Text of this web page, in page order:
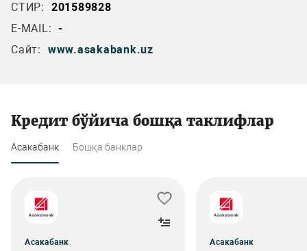
СТИР:
201589828
E-MAIL: -
Сайт:
www.asakabank.uz
Кредит бўйича бошқа таклифлар
Асакабанк Бошқа банклар
Асакабанк Асакабанк